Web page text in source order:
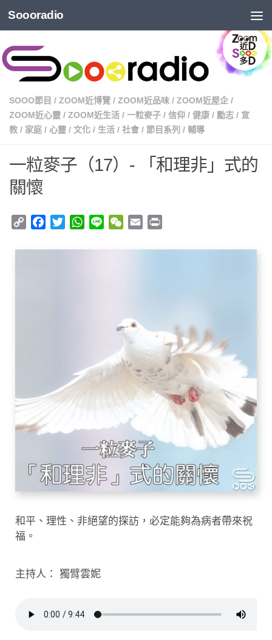
Soooradio
SOOO節目 / ZOOM近博覽 / ZOOM近品味 / ZOOM近屋企 /
ZOOM近心靈 / ZOOM近生活 / 一粒麥子 / 信仰 / 健康 / 勵志 / 宣
教 / 家庭 / 心靈 / 文化 / 生活 / 社會 / 節目系列 / 輔導
一粒麥子（17）- 「和理非」式的
關懷
Copy
Facebook
TwitterWhatsApp
Line WeChat
Email
和平、理性、非絕望的探訪，必定能夠為病者帶來祝
福。
主持人： 獨臂雲妮